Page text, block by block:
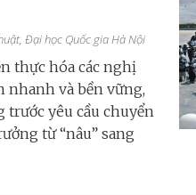
Đại học Quốc gia Hà Nội
thực hóa các nghị
nhanh và bền vững,
yêu cầu chuyển
từ “nâu” sang